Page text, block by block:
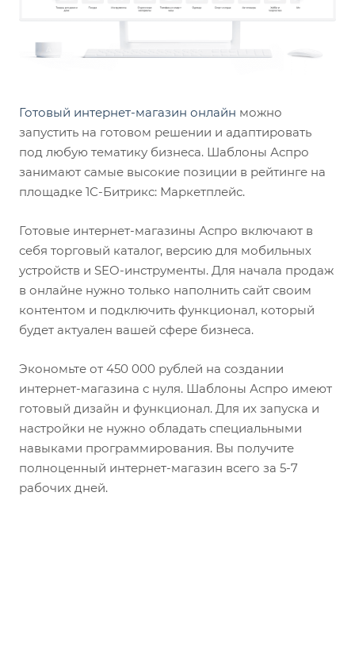
Готовый интернет-магазин онлайн можно
запустить на готовом решении и адаптировать
под любую тематику бизнеса. Шаблоны Аспро
занимают самые высокие позиции в рейтинге на
площадке 1С-Битрикс: Маркетплейс.
Готовые интернет-магазины Аспро включают в
себя торговый каталог, версию для мобильных
устройств и SEO-инструменты. Для начала продаж
в онлайне нужно только наполнить сайт своим
контентом и подключить функционал, который
будет актуален вашей сфере бизнеса.
Экономьте от 450 000 рублей на создании
интернет-магазина с нуля. Шаблоны Аспро имеют
готовый дизайн и функционал. Для их запуска и
настройки не нужно обладать специальными
навыками программирования. Вы получите
полноценный интернет-магазин всего за 5-7
рабочих дней.